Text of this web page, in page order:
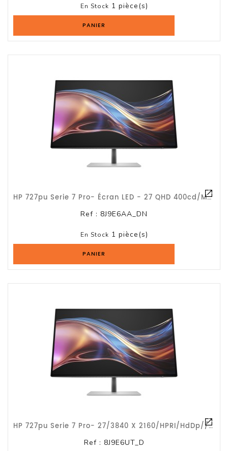
En Stock 1 pièce(s)
PANIER
HP 727pu Serie 7 Pro- Écran LED - 27 QHD 400cd/m2 5ms HDMI/ Garantie 3 Ans
Ref : 8J9E6AA_DN
En Stock 1 pièce(s)
PANIER
HP 727pu Serie 7 Pro- 27/3840 X 2160/HPRI/HdDp///G3a
Ref : 8J9E6UT_D